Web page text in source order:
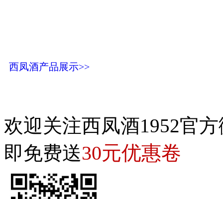
西凤酒产品展示>>
欢迎关注西凤酒1952官
即免费送30元优惠卷